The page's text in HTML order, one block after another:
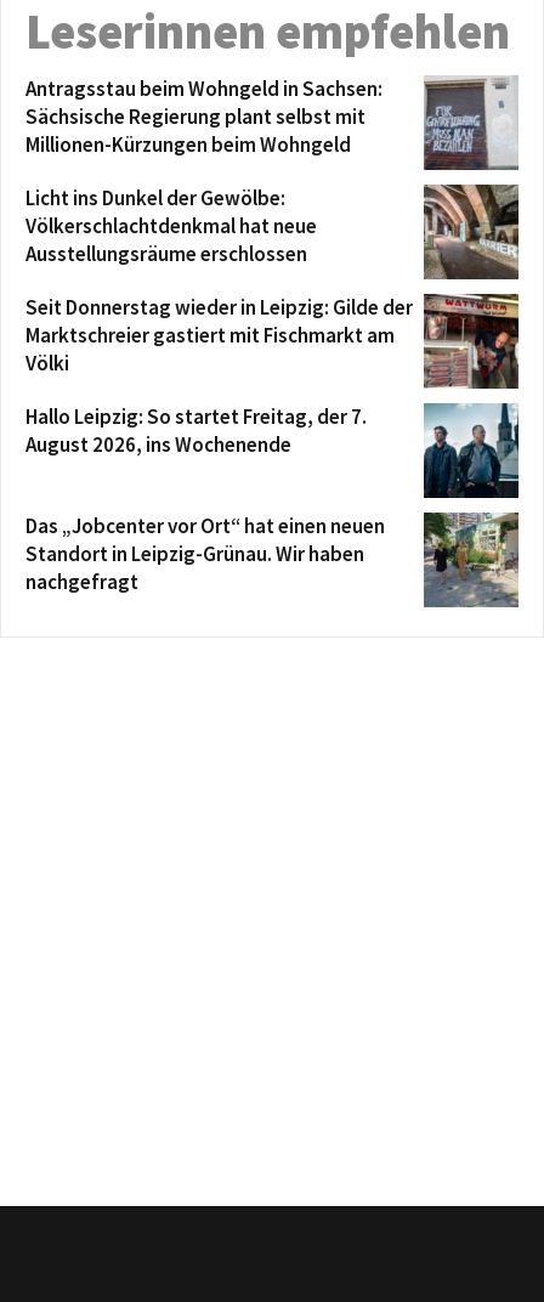
Leserinnen empfehlen
Antragsstau beim Wohngeld in Sachsen:
Sächsische Regierung plant selbst mit
Millionen-Kürzungen beim Wohngeld
Licht ins Dunkel der Gewölbe:
Völkerschlachtdenkmal hat neue
Ausstellungsräume erschlossen
Seit Donnerstag wieder in Leipzig: Gilde der
Marktschreier gastiert mit Fischmarkt am
Völki
Hallo Leipzig: So startet Freitag, der 7.
August 2026, ins Wochenende
Das „Jobcenter vor Ort“ hat einen neuen
Standort in Leipzig-Grünau. Wir haben
nachgefragt